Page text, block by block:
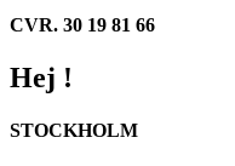
CVR. 30 19 81 66
Hej !
STOCKHOLM